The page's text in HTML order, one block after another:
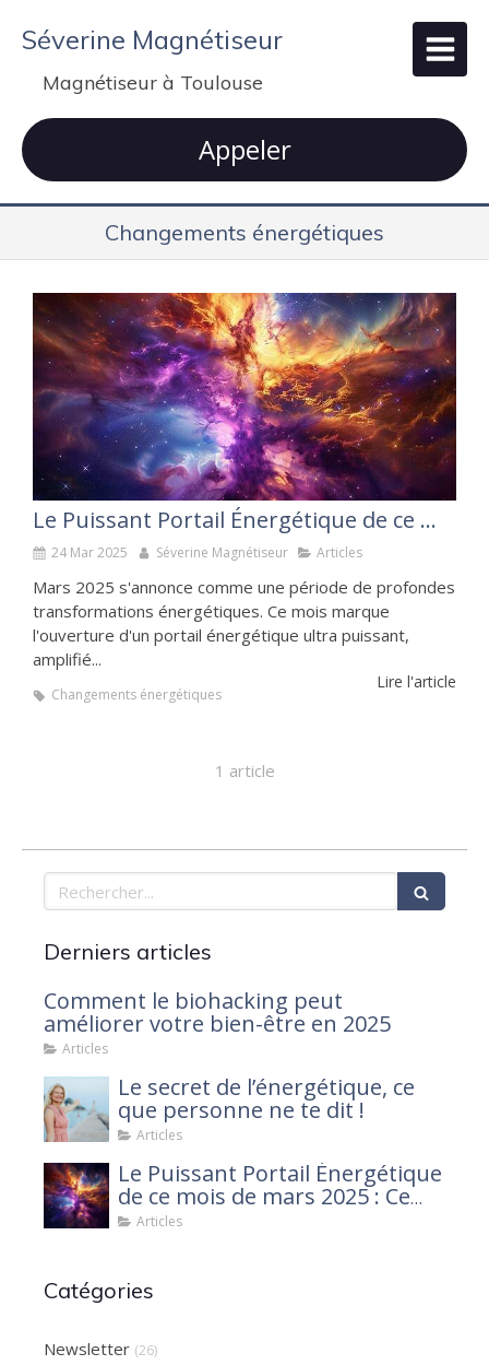
Séverine Magnétiseur
Magnétiseur à Toulouse
Appeler
Changements énergétiques
Le Puissant Portail Énergétique de ce mois de mars 2025 : Ce que tu dois savoir
24 Mar 2025 Séverine Magnétiseur Articles
Mars 2025 s'annonce comme une période de profondes
transformations énergétiques. Ce mois marque
l'ouverture d'un portail énergétique ultra puissant,
amplifié...
Lire l'article
Changements énergétiques
1 article
Rechercher
Derniers articles
Comment le biohacking peut
améliorer votre bien-être en 2025
Articles
Le secret de l’énergétique, ce
que personne ne te dit !
Articles
Le Puissant Portail Énergétique
de ce mois de mars 2025 : Ce
que tu dois savoir
Articles
Catégories
Newsletter (26)